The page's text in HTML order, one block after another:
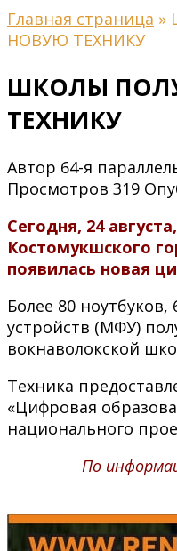
Главная страница »
НОВУЮ ТЕХНИКУ
ШКОЛЫ
ТЕХНИКУ
Автор 64-я
Просмотров 319
Сегодня, 24
Костомукшского
появилась новая
Более 80
устройств (МФУ)
вокнаволокской
Техника
«Цифровая
национального
По